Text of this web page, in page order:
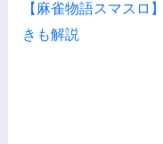
【麻雀物語スマスロ
きも解説